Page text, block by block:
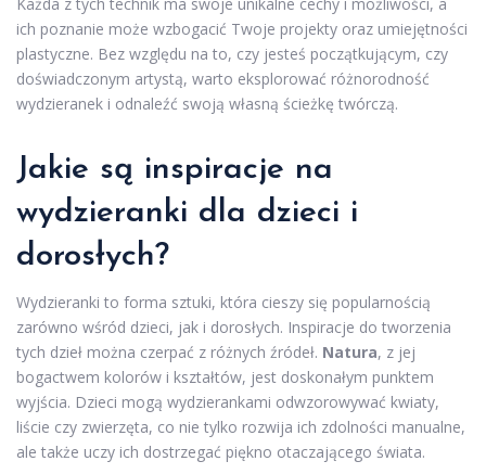
ich poznanie może wzbogacić Twoje projekty oraz umiejętności
plastyczne. Bez względu na to, czy jesteś początkującym, czy
doświadczonym artystą, warto eksplorować różnorodność
wydzieranek i odnaleźć swoją własną ścieżkę twórczą.
Jakie są inspiracje na
wydzieranki dla dzieci i
dorosłych?
Wydzieranki to forma sztuki, która cieszy się popularnością
zarówno wśród dzieci, jak i dorosłych. Inspiracje do tworzenia
tych dzieł można czerpać z różnych źródeł. Natura, z jej
bogactwem kolorów i kształtów, jest doskonałym punktem
wyjścia. Dzieci mogą wydzierankami odwzorowywać kwiaty,
liście czy zwierzęta, co nie tylko rozwija ich zdolności manualne,
ale także uczy ich dostrzegać piękno otaczającego świata.